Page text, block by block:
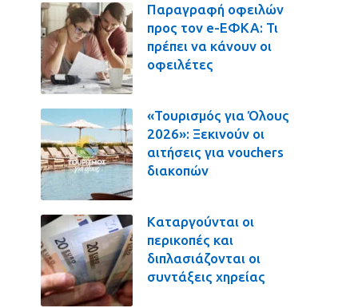
Παραγραφή οφειλών
προς τον e-ΕΦΚΑ: Τι
πρέπει να κάνουν οι
οφειλέτες
«Τουρισμός για Όλους
2026»: Ξεκινούν οι
αιτήσεις για vouchers
διακοπών
Καταργούνται οι
περικοπές και
διπλασιάζονται οι
συντάξεις χηρείας